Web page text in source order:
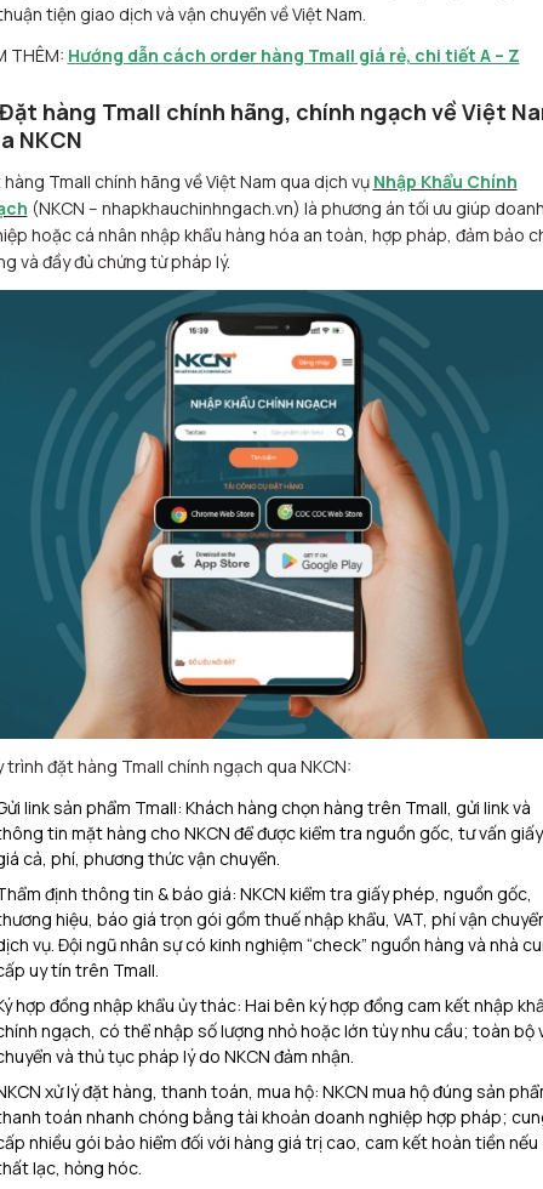
tiện giao dịch và vận chuyển về Việt Nam.​
THÊM: Hướng dẫn cách order hàng Tmall giá rẻ, chi tiết A – Z
hàng Tmall chính hãng, chính ngạch về Việt
NKCN
Tmall chính hãng về Việt Nam qua dịch vụ Nhập Khẩu Chính
(NKCN – nhapkhauchinhngach.vn) là phương án tối ưu giúp
hoặc cá nhân nhập khẩu hàng hóa an toàn, hợp pháp, đảm bảo
và đầy đủ chứng từ pháp lý.​
trình đặt hàng Tmall chính ngạch qua NKCN:
link sản phẩm Tmall: Khách hàng chọn hàng trên Tmall, gửi link và
tin mặt hàng cho NKCN để được kiểm tra nguồn gốc, tư vấn
cả, phí, phương thức vận chuyển.​
định thông tin & báo giá: NKCN kiểm tra giấy phép, nguồn gốc,
hiệu, báo giá trọn gói gồm thuế nhập khẩu, VAT, phí vận
vụ. Đội ngũ nhân sự có kinh nghiệm “check” nguồn hàng và nhà
uy tín trên Tmall.​
hợp đồng nhập khẩu ủy thác: Hai bên ký hợp đồng cam kết nhập
ngạch, có thể nhập số lượng nhỏ hoặc lớn tùy nhu cầu; toàn bộ
và thủ tục pháp lý do NKCN đảm nhận.​
xử lý đặt hàng, thanh toán, mua hộ: NKCN mua hộ đúng sản
toán nhanh chóng bằng tài khoản doanh nghiệp hợp pháp;
nhiều gói bảo hiểm đối với hàng giá trị cao, cam kết hoàn tiền nếu
lạc, hỏng hóc.​